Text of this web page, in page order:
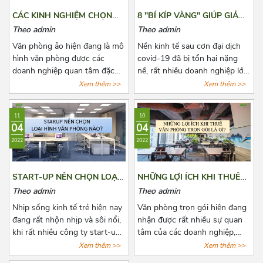
CÁC KINH NGHIỆM CHỌN
THUÊ VĂN PHÒNG ẢO
Theo admin
Văn phòng ảo hiện đang là mô
hình văn phòng được các
doanh nghiệp quan tâm đặc
biệt là các doanh nghiệp có
quy mô vừa và nhỏ. Đã có rất
nhiều đơn vị cho thuê nắm bắt
được xu hướng đó và tiến
hành mở rộng cho thuê loại
hình văn phòng này. Tuy nhiên,
đây là dịch vụ còn quá mới mẻ
khiến cho các doanh nghiệp
có nhiều điều phân vân. Bài
viết này, Azoffice mong rằng
sẽ giải đáp các thắc mắc của
các quý doanh nghiệp.
Xem thêm >>
8 "BÍ KÍP VÀNG" GIÚP GIẢM
CHI PHÍ THUÊ VĂN PHÒNG
Theo admin
Nền kinh tế sau cơn đại dịch
covid-19 đã bị tổn hại nặng
nề, rất nhiều doanh nghiệp lớn
nhỏ đã phải đóng cửa vĩnh
viễn, một số khác đang phải
đau đầu vì nhiều loại chi phí cố
định phải chi trả, trong đó
không thể không nhắc đến chi
phí thuê văn phòng, kho
bãi,...Bài viết là 8 “bí kíp vàng”
mà Azoffice muốn chia sẻ để
phần nào giúp các bạn giảm
chi phí thuê văn phòng, giảm
bớt nỗi lo cho các doanh
nghiệp.
Xem thêm >>
11
04
2022
START-UP NÊN CHỌN LOẠI
HÌNH VĂN PHÒNG NÀO?
Theo admin
Nhịp sống kinh tế trẻ hiện nay
đang rất nhộn nhịp và sôi nổi,
khi rất nhiều công ty start-up
thành lập, với đa dạng ngành
nghề. Một trong những bài
Xem thêm >>
10
04
2022
NHỮNG LỢI ÍCH KHI THUÊ
VĂN PHÒNG TRỌN GÓI LÀ
Theo admin
Văn phòng trọn gói hiện đang
nhận được rất nhiều sự quan
tâm của các doanh nghiệp,
công ty có nhu cầu muốn mở
văn phòng hoặc chuyển văn
Xem thêm >>